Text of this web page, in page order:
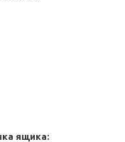
ящика: